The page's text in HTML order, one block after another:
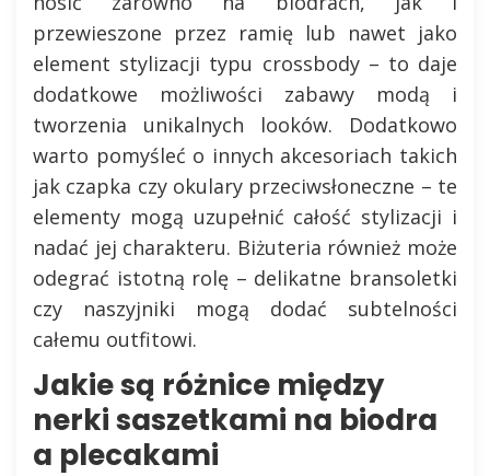
przewieszone przez ramię lub nawet jako
element stylizacji typu crossbody – to daje
dodatkowe możliwości zabawy modą i
tworzenia unikalnych looków. Dodatkowo
warto pomyśleć o innych akcesoriach takich
jak czapka czy okulary przeciwsłoneczne – te
elementy mogą uzupełnić całość stylizacji i
nadać jej charakteru. Biżuteria również może
odegrać istotną rolę – delikatne bransoletki
czy naszyjniki mogą dodać subtelności
całemu outfitowi.
Jakie są różnice między
nerki saszetkami na biodra
a plecakami